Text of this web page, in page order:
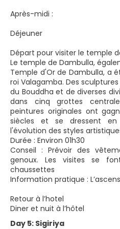
Après-midi :
Déjeuner
Départ pour visiter le temple
Le temple de Dambulla,
Temple d'Or de Dambulla, a
roi Valagamba. Des
du Bouddha et de diverses
dans cinq grottes
peintures originales ont
siècles et se dressent
l'évolution des styles
Durée : Environ 01h30
Conseil : Prévoir des
genoux. Les visites se
chaussettes
Information pratique :
Retour à l’hotel
Diner et nuit à l’hôtel
Day 5: Sigiriya